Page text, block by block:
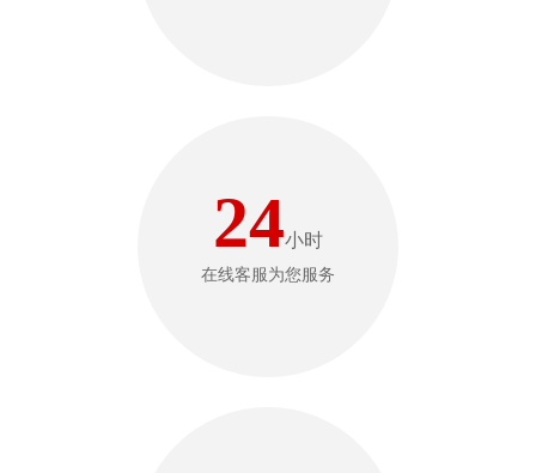
24小时
在线客服为您服务